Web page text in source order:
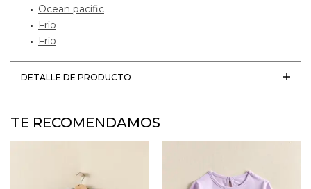
Ocean pacific
Frío
Frío
DETALLE DE PRODUCTO
TE RECOMENDAMOS